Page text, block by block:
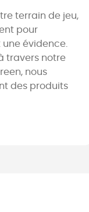
terrain de jeu,
pour
une évidence.
travers notre
nous
des produits